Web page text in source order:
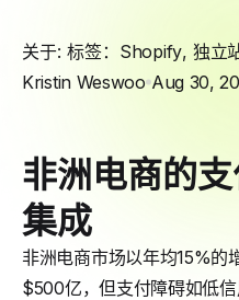
关于: 标签： Shopify, 独立
Kristin Weswoo Aug 30,
非洲电商的
集成
非洲电商市场以年均15%的
$500亿，但支付障碍如低